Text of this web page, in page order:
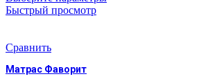
Быстрый просмотр
Сравнить
Матрас Фаворит